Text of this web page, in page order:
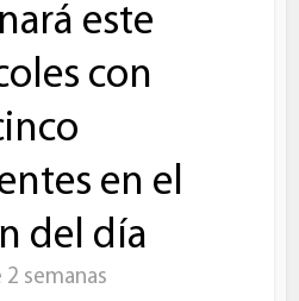
este
con
en el
del día
2 semanas